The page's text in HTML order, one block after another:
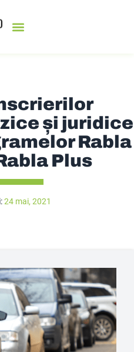
și juridice
Rabla
Plus
24 mai, 2021